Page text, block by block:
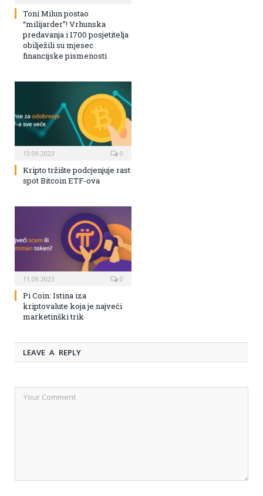
Toni Milun postao
“milijarder”! Vrhunska
predavanja i 1700 posjetitelja
obilježili su mjesec
financijske pismenosti
13.09.2023 0
Kripto tržište podcjenjuje rast
spot Bitcoin ETF-ova
11.09.2023 0
Pi Coin: Istina iza
kriptovalute koja je najveći
marketinški trik
LEAVE A REPLY